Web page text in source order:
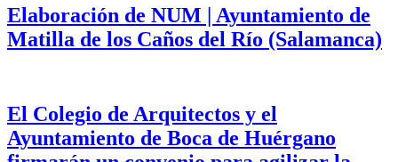
Elaboración de NUM | Ayuntamiento de
Matilla de los Caños del Río (Salamanca)
El Colegio de Arquitectos y el
Ayuntamiento de Boca de Huérgano